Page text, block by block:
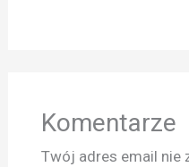
Komentarze
Twój adres email nie